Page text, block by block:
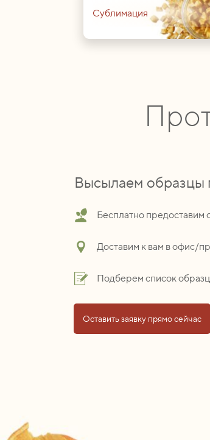
Сублимация
Высылаем образцы
Бесплатно предоставим
Доставим к вам в офис/
Подберем список
Оставить заявку прямо сейчас